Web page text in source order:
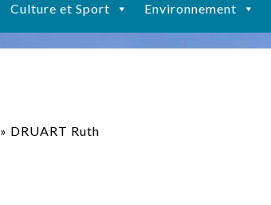
Culture et Sport Environnement
» DRUART Ruth